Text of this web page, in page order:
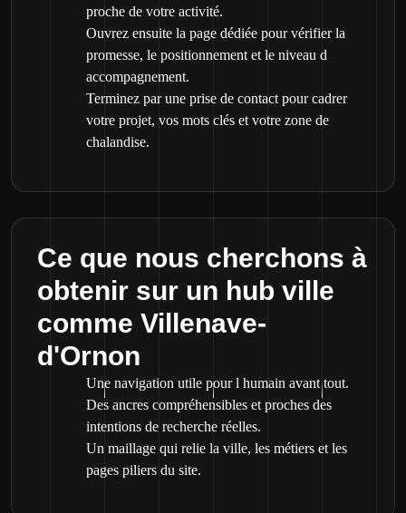
proche de votre activité.
Ouvrez ensuite la page dédiée pour vérifier la
promesse, le positionnement et le niveau d
accompagnement.
Terminez par une prise de contact pour cadrer
votre projet, vos mots clés et votre zone de
chalandise.
Ce que nous cherchons à
obtenir sur un hub ville
comme Villenave-
d'Ornon
Une navigation utile pour l humain avant tout.
Des ancres compréhensibles et proches des
intentions de recherche réelles.
Un maillage qui relie la ville, les métiers et les
pages piliers du site.